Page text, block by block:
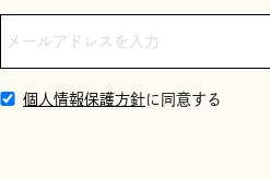
個人情報保護方針に同意する